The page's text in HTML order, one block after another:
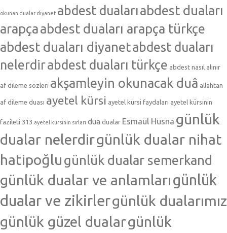
okunan dualar diyanet abdest dualarıabdest duaları
arapçaabdest duaları arapça türkçe
abdest duaları diyanetabdest duaları
nelerdirabdest duaları türkçe abdest nasıl alınır
af dileme sözleri akşamleyin okunacak duâ allahtan
af dileme duası ayetel kürsi ayetel kürsi faydaları ayetel kürsinin
fazileti 313 ayetel kürsinin sırları dua dualar Esmaül Hüsna günlük
dualar nelerdirgünlük dualar nihat
hatipoğlu günlük dualar semerkand
günlük dualar ve anlamlarıgünlük
dualar ve zikirlergünlük dualarımız
günlük güzel dualargünlük